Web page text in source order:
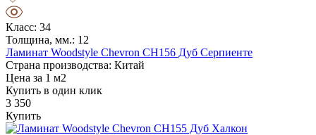
Класс: 34
Толщина, мм.: 12
Ламинат Woodstyle Chevron CH156 Дуб Серпиенте
Страна производства: Китай
Цена за 1 м2
Купить в один клик
3 350
Купить